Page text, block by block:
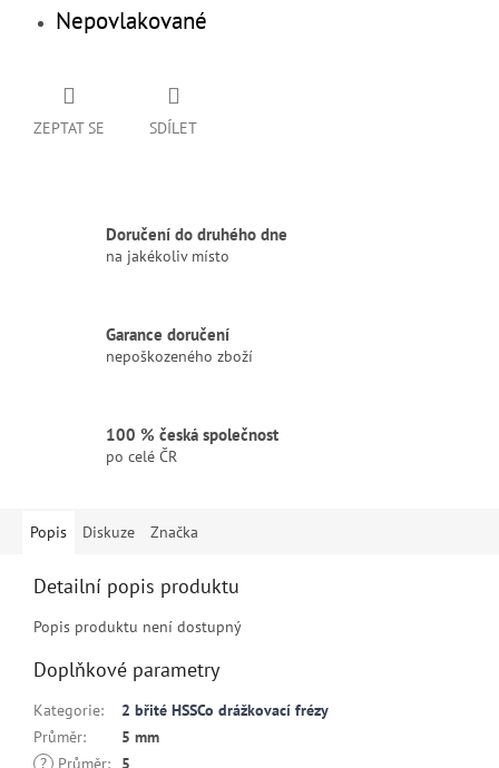
Nepovlakované
ZEPTAT SE SDÍLET
Doručení do druhého dne
na jakékoliv místo
Garance doručení
nepoškozeného zboží
100 % česká společnost
po celé ČR
Popis Diskuze Značka
Detailní popis produktu
Popis produktu není dostupný
Doplňkové parametry
Kategorie:
2 břité HSSCo drážkovací frézy
Průměr:
5 mm
?
Průměr: 5